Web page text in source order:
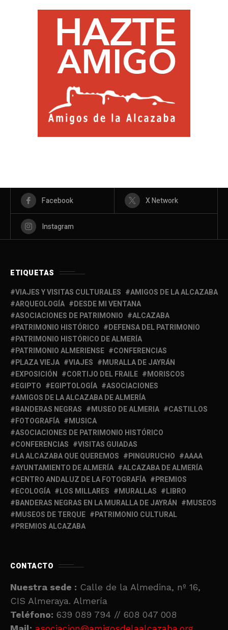
Facebook X Network
Instagram
ETIQUETAS
VIAJES Y VISITAS CULTURALES
AMIGOS DE LA ALCAZABA
ARQUEOLOGÍA
DESDE MI VENTANA
ASOCIACIONES DE PATRIMONIO
ALCAZABA
PATRIMONIO HISTÓRICO
DEFENSA DEL PATRIMONIO
PATRIMONIO HISTÓRICO DE ALMERÍA
PATRIMONIO ALMERIENSE
CONFERENCIAS
PLAZA VIEJA
VIAJES
MURALLA DE JAYRÁN
EXPOSICIÓN
CORTIJO DEL FRAILE
MORISCOS
EGIPTO
EGIPTOLOGÍA
ASOCIACIONES
AMIGOS DE LA ALCAZABA DE ALMERÍA
BANDERAS NEGRAS
MUSEO DE ALMERIA
CASTILLOS
FOTOGRAFÍA
MUSICA
ASOCIACIONES DE PATRIMONIO HISTÓRICO
CONFERENCIAS
VISITAS GUIADAS
LA ALCAZABA QUE QUEREMOS
PINGURUCHO
AAAA
AYUNTAMIENTO DE ALMERÍA
ALCAZABA DE ALMERÍA
CENTRO ANDALUZ DE LA FOTOGRAFÍA
PREMIOS
ECOLOGÍA
LOS MILLARES MURALLAS
LIBRO
BANDERAS NEGRAS EN LA MURALLA DE JAYRÁN
MUSEOS
MUSEOS DE TERQUE
PATRIMONIO CULTURAL
PREMIOS ALCAZABA
CONTACTO
Nuestra sede : Calle de la Almedina, nº 16,
CIS Almeraya. Almería
Teléfono: 639 089 794 // 608 047 008